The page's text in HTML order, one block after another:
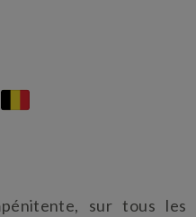
sur tous les